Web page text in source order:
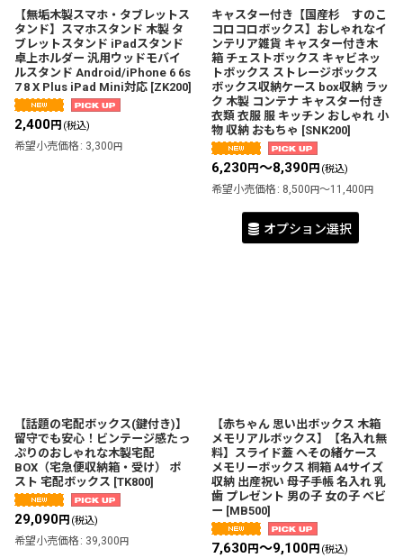
【無垢木製スマホ・タブレットス
タンド】スマホスタンド 木製 タ
ブレットスタンド iPadスタンド
卓上ホルダー 汎用ウッドモバイ
ルスタンド Android/iPhone 6 6s
7 8 X Plus iPad Mini対応 [ZK200]
2,400円 (税込)
希望小売価格 : 3,300 円
キャスター付き【国産杉 すのこ
コロコロボックス】おしゃれなイ
ンテリア雑貨 キャスター付き木
箱 チェストボックス キャビネッ
トボックス ストレージボックス
ボックス収納ケース box収納 ラッ
ク 木製 コンテナ キャスター付き
衣類 衣服 服 キッチン おしゃれ 小
物 収納 おもちゃ [SNK200]
6,230円～8,390円 (税込)
希望小売価格 : 8,500 円～11,400 円
オプション選択
【話題の宅配ボックス(鍵付き)】
留守でも安心！ビンテージ感たっ
ぷりのおしゃれな木製宅配
BOX（宅急便収納箱・受け） ポ
スト 宅配ボックス [TK800]
29,090円 (税込)
希望小売価格 : 39,300 円
【赤ちゃん 思い出ボックス 木箱
メモリアルボックス】【名入れ無
料】スライド蓋 へその緒ケース
メモリーボックス 桐箱 A4サイズ
収納 出産祝い 母子手帳 名入れ 乳
歯 プレゼント 男の子 女の子 ベビ
ー [MB500]
7,630円～9,100円 (税込)